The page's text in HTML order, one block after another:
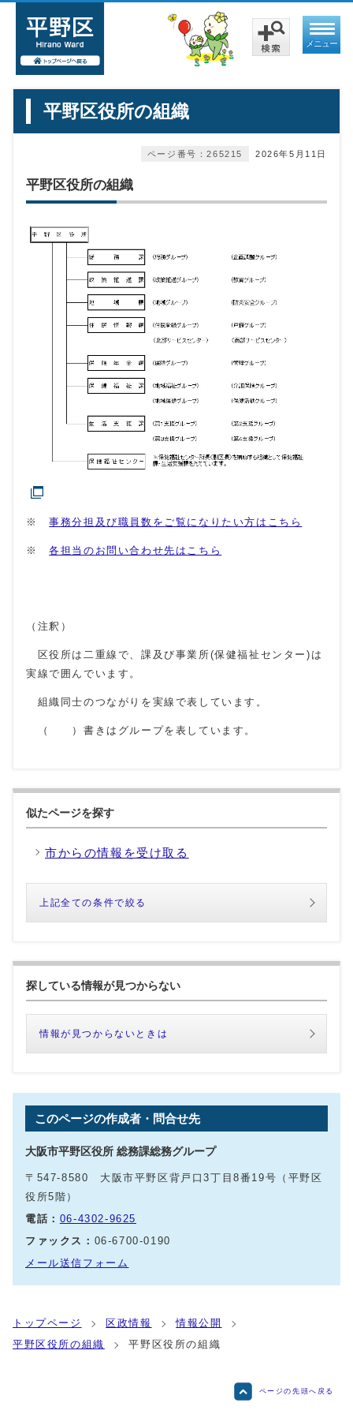
メニュー
平野区役所の組織
2026年5月11日
ページ番号：265215
平野区役所の組織
※事務分担及び職員数をご覧になりたい方はこちら
※各担当のお問い合わせ先はこちら
（注釈）
区役所は二重線で、課及び事業所(保健福祉センター)は
実線で囲んでいます。
組織同士のつながりを実線で表しています。
（ ）書きはグループを表しています。
似たページを探す
市からの情報を受け取る
上記全ての条件で絞る
探している情報が見つからない
情報が見つからないときは
このページの作成者・問合せ先
大阪市平野区役所 総務課総務グループ
〒547-8580 大阪市平野区背戸口3丁目8番19号（平野区
役所5階）
電話： 06-4302-9625
ファックス： 06-6700-0190
メール送信フォーム
トップページ 区政情報
情報公開
平野区役所の組織
平野区役所の組織
ページの先頭へ戻る